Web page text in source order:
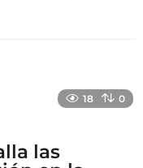
18 0
las